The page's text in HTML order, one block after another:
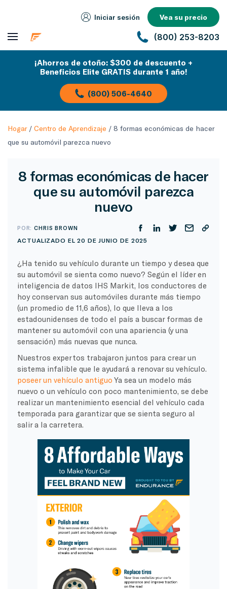
Iniciar sesión Vea su precio
(800) 253-8203
¡Ahorros de otoño: $300 de descuento +
Beneficios Elite GRATIS durante 1 año!
(800) 506-4640
Hogar/ Centro de Aprendizaje / 8 formas económicas de hacer
que su automóvil parezca nuevo
8 formas económicas de hacer
que su automóvil parezca
nuevo
POR:CHRIS BROWN
ACTUALIZADO EL 20 DE JUNIO DE 2025
¿Ha tenido su vehículo durante un tiempo y desea que
su automóvil se sienta como nuevo? Según el líder en
inteligencia de datos IHS Markit, los conductores de
hoy conservan sus automóviles durante más tiempo
(un promedio de 11,6 años), lo que lleva a los
estadounidenses de todo el país a buscar formas de
mantener su automóvil con una apariencia (y una
sensación) más nuevas que nunca.
Nuestros expertos trabajaron juntos para crear un
sistema infalible que le ayudará a renovar su vehículo.
poseer un vehículo antiguo Ya sea un modelo más
nuevo o un vehículo con poco mantenimiento, se debe
realizar un mantenimiento esencial del vehículo cada
temporada para garantizar que se sienta seguro al
salir a la carretera.